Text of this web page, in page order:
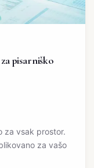
pisarniško
za vsak prostor.
za vašo